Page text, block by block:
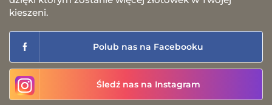
kieszeni.
Polub nas na Facebooku
Śledź nas na Instagram